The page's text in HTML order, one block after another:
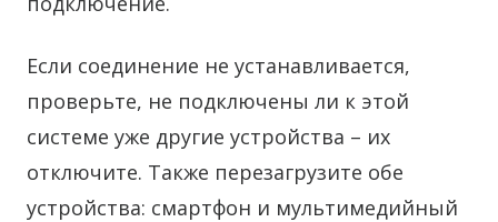
Если соединение не устанавливается,
проверьте, не подключены ли к этой
системе уже другие устройства – их
отключите. Также перезагрузите обе
устройства: смартфон и мультимедийный